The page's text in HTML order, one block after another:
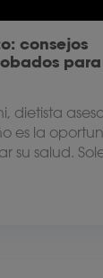
consejos
dietista
es la
su salud.